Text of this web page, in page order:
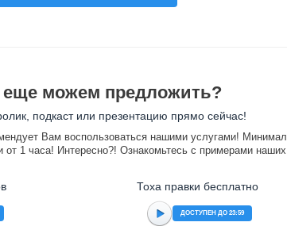
можем предложить?
подкаст или презентацию прямо сейчас!
Вам воспользоваться нашими услугами!
от 1 часа! Интересно?! Ознакомьтесь с примерами наших
Тоха правки бесплатно
ДОСТУПЕН ДО 23:59